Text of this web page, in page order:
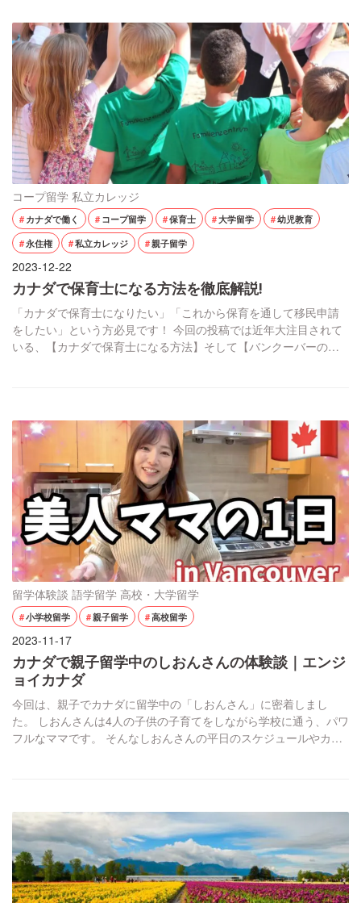
コープ留学 私立カレッジ
カナダで働く コープ留学 保育士 大学留学
幼児教育
永住権
私立カレッジ 親子留学
2023-12-22
カナダで保育士になる方法を徹底解説!
「カナダで保育士になりたい」「これから保育を通して移民申請
をしたい」という方必見です！ 今回の投稿では近年大注目されて
いる、【カナダで保育士になる方法】そして【バンクーバーの幼
留学体験談 語学留学 高校・大学留学
小学校留学 親子留学 高校留学
2023-11-17
カナダで親子留学中のしおんさんの体験談｜エンジ
ョイカナダ
今回は、親子でカナダに留学中の「しおんさん」に密着しまし
た。 しおんさんは4人の子供の子育てをしながら学校に通う、パワ
フルなママです。 そんなしおんさんの平日のスケジュールやカナ